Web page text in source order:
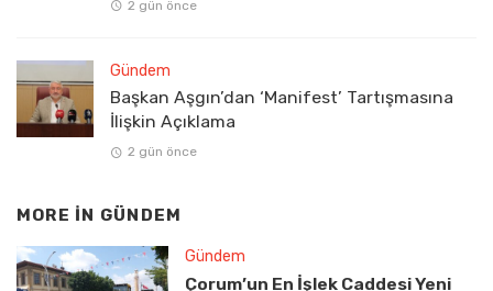
2 gün önce
Gündem
Başkan Aşgın’dan ‘Manifest’ Tartışmasına
İlişkin Açıklama
2 gün önce
MORE IN GÜNDEM
Gündem
Çorum’un En İşlek Caddesi Yeni